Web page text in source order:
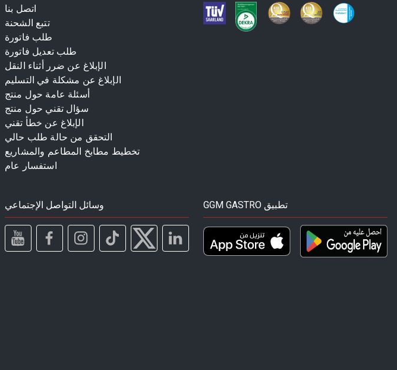
اتصل بنا
تتبع الشحنة
طلب فاتورة
طلب تعديل فاتورة
الإبلاغ عن ضرر أثناء النقل
الإبلاغ عن مشكلة في التسليم
أسئلة عامة حول منتج
سؤال تقني حول منتج
الإبلاغ عن خطأ تقني
التحقق من حالة طلب حالي
تخطيط مطابخ المطاعم والمشاريع
استفسار عام
وسائل التواصل الإجتماعي GGM GASTRO تطبيق